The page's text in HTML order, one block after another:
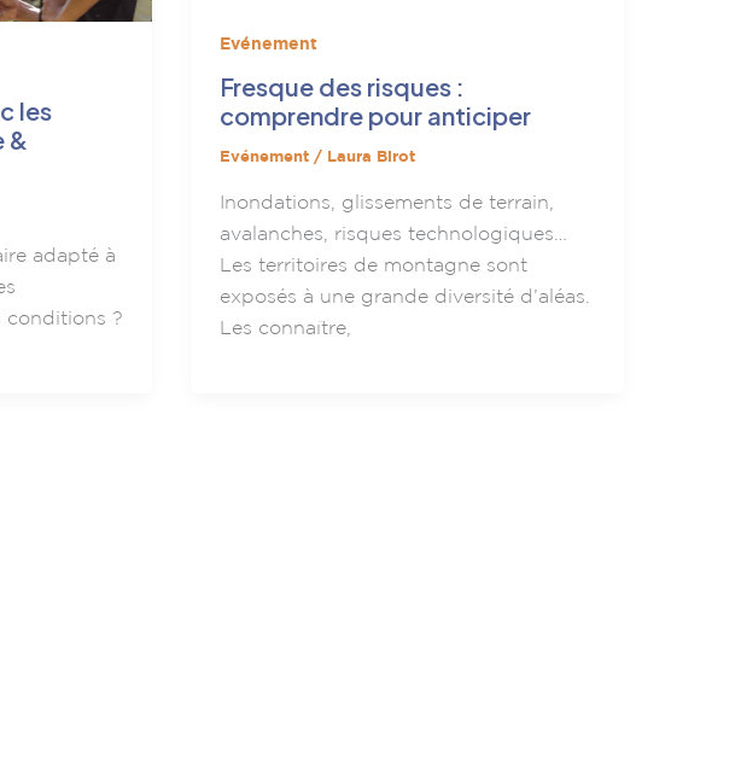
les
&
adapté à
conditions ?
Evénement
Fresque des risques :
comprendre pour anticiper
Evénement / Laura Birot
Inondations, glissements de terrain,
avalanches, risques technologiques…
Les territoires de montagne sont
exposés à une grande diversité d’aléas.
Les connaître,